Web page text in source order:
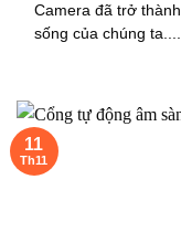
Camera đã trở
sống của chúng ta....
11
Th11